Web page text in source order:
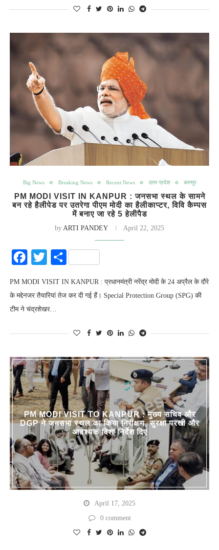
Big News Breaking News Recent News उत्तर प्रदेश कानपुर
PM MODI VISIT IN KANPUR : जनसभा स्थल के सामने
बन रहे हैलीपेड पर उतरेगा पीएम मोदी का हैलीकाप्टर, विवि कैम्पस
में बनाए जा रहे 5 हेलीपैड
by ARTI PANDEY April 22, 2025
Facebook
Twitter
Share
PM MODI VISIT IN KANPUR : प्रधानमंत्री नरेंद्र मोदी के 24 अप्रैल के दौरे
के मद्देनजर तैयारियां तेज कर दी गई हैं। Special Protection Group (SPG) की
टीम ने चंद्रशेखर…
PM MODI VISIT TO KANPUR : मुख्य सचिव और
DGP ने जनसभा स्थल का किया निरीक्षण, सुरक्षा परखी और
आवश्यक दिशा निर्देश दिए
April 17, 2025
0 comment